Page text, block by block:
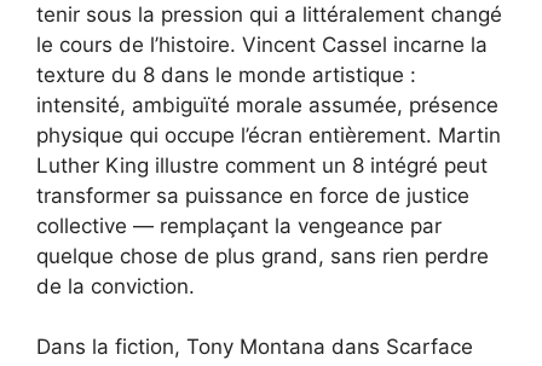
tenir sous la pression qui a littéralement changé
le cours de l’histoire. Vincent Cassel incarne la
texture du 8 dans le monde artistique :
intensité, ambiguïté morale assumée, présence
physique qui occupe l’écran entièrement. Martin
Luther King illustre comment un 8 intégré peut
transformer sa puissance en force de justice
collective — remplaçant la vengeance par
quelque chose de plus grand, sans rien perdre
de la conviction.
Dans la fiction, Tony Montana dans Scarface